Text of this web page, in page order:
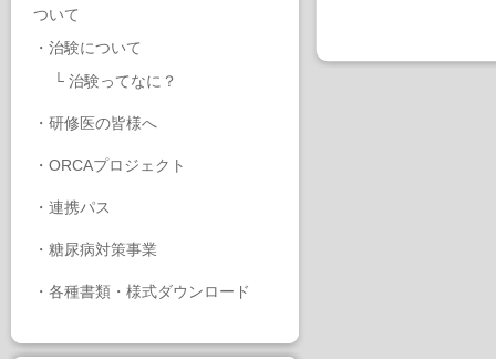
ついて
・ 治験について
└ 治験ってなに？
・ 研修医の皆様へ
・ ORCAプロジェクト
・ 連携パス
・ 糖尿病対策事業
・ 各種書類・様式ダウンロード